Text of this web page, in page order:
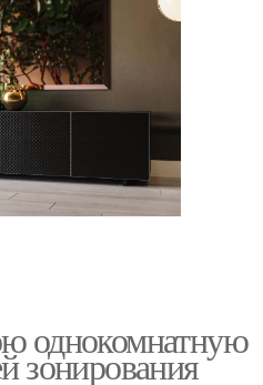
однокомнатную
зонирования